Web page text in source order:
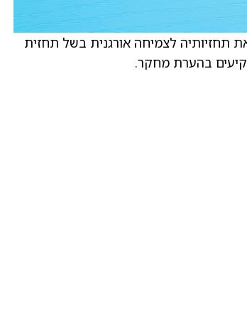
תחזיותיה לצמיחה אורגנית בשל תחזית